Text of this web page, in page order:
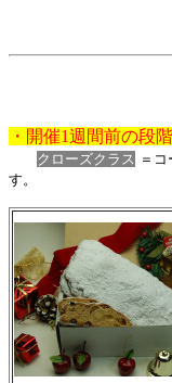
・開催1週間前の段
クローズクラス ＝
す。